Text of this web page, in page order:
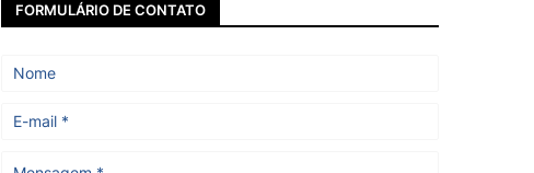
FORMULÁRIO DE CONTATO